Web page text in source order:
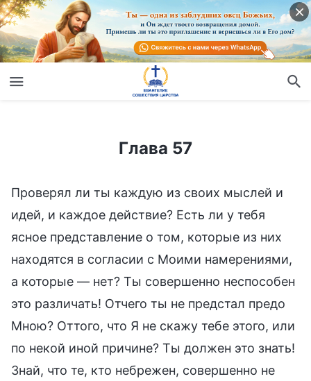
Глава 57
Проверял ли ты каждую из своих мыслей и
идей, и каждое действие? Есть ли у тебя
ясное представление о том, которые из них
находятся в согласии с Моими намерениями,
а которые — нет? Ты совершенно неспособен
это различать! Отчего ты не предстал предо
Мною? Оттого, что Я не скажу тебе этого, или
по некой иной причине? Ты должен это знать!
Знай, что те, кто небрежен, совершенно не